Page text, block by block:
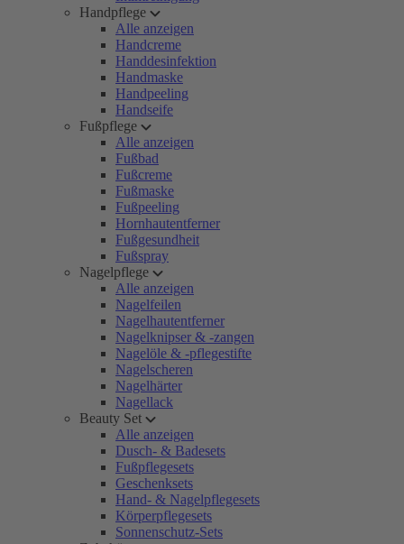
Handpflege
Alle anzeigen
Handcreme
Handdesinfektion
Handmaske
Handpeeling
Handseife
Fußpflege
Alle anzeigen
Fußbad
Fußcreme
Fußmaske
Fußpeeling
Hornhautentferner
Fußgesundheit
Fußspray
Nagelpflege
Alle anzeigen
Nagelfeilen
Nagelhautentferner
Nagelknipser & -zangen
Nagelöle & -pflegestifte
Nagelscheren
Nagelhärter
Nagellack
Beauty Set
Alle anzeigen
Dusch- & Badesets
Fußpflegesets
Geschenksets
Hand- & Nagelpflegesets
Körperpflegesets
Sonnenschutz-Sets